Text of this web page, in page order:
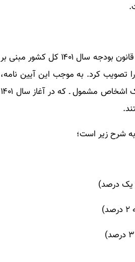
هیات وزیران در جلسه یکم تیر ۱۴۰۱ و در اجرای حکم مقرر در بند (ف) تبصره (۶) قانون بودجه سال ۱۴۰۱ کل کشور مبنی بر
تصویب کرد. به موجب این آیین نامه،
انواع خودرو سواری و وانت دو اتاق (کابین) دارای شماره انتظامی شخصی در تملک اشخاص مشمول ـ که در آغاز سال ۱۴۰۱
به شرح زیر است؛